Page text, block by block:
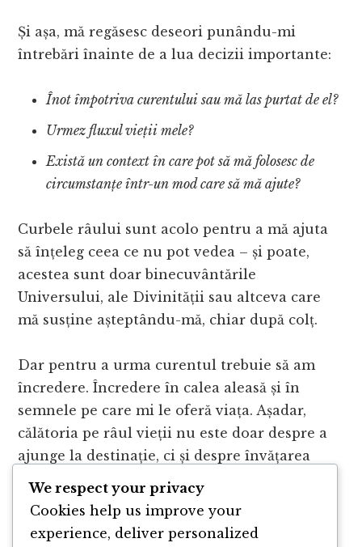
Și așa, mă regăsesc deseori punându-mi
întrebări înainte de a lua decizii importante:
Înot împotriva curentului sau mă las purtat de el?
Urmez fluxul vieții mele?
Există un context în care pot să mă folosesc de
circumstanțe într-un mod care să mă ajute?
Curbele râului sunt acolo pentru a mă ajuta
să înțeleg ceea ce nu pot vedea – și poate,
acestea sunt doar binecuvântările
Universului, ale Divinității sau altceva care
mă susține așteptându-mă, chiar după colț.
Dar pentru a urma curentul trebuie să am
încredere. Încredere în calea aleasă și în
semnele pe care mi le oferă viața. Așadar,
călătoria pe râul vieții nu este doar despre a
ajunge la destinație, ci și despre învățarea
artei de
a naviga mai mult și înota mai puțin
de a accepta că uneori cea mai bună cale este
aceea care se desfășoară natural în fața
We respect your privacy
Cookies help us improve your
experience, deliver personalized